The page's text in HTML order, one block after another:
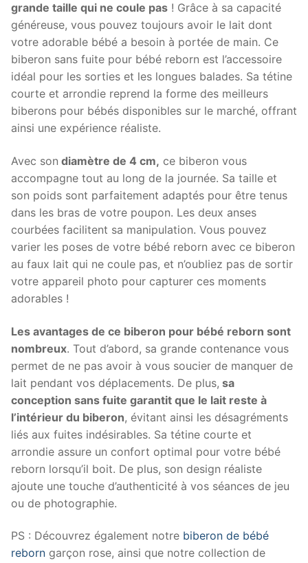
grande taille qui ne coule pas ! Grâce à sa capacité
généreuse, vous pouvez toujours avoir le lait dont
votre adorable bébé a besoin à portée de main. Ce
biberon sans fuite pour bébé reborn est l’accessoire
idéal pour les sorties et les longues balades. Sa tétine
courte et arrondie reprend la forme des meilleurs
biberons pour bébés disponibles sur le marché, offrant
ainsi une expérience réaliste.
Avec son diamètre de 4 cm, ce biberon vous
accompagne tout au long de la journée. Sa taille et
son poids sont parfaitement adaptés pour être tenus
dans les bras de votre poupon. Les deux anses
courbées facilitent sa manipulation. Vous pouvez
varier les poses de votre bébé reborn avec ce biberon
au faux lait qui ne coule pas, et n’oubliez pas de sortir
votre appareil photo pour capturer ces moments
adorables !
Les avantages de ce biberon pour bébé reborn sont
nombreux. Tout d’abord, sa grande contenance vous
permet de ne pas avoir à vous soucier de manquer de
lait pendant vos déplacements. De plus, sa
conception sans fuite garantit que le lait reste à
l’intérieur du biberon, évitant ainsi les désagréments
liés aux fuites indésirables. Sa tétine courte et
arrondie assure un confort optimal pour votre bébé
reborn lorsqu’il boit. De plus, son design réaliste
ajoute une touche d’authenticité à vos séances de jeu
ou de photographie.
PS : Découvrez également notre biberon de bébé
reborn garçon rose, ainsi que notre collection de